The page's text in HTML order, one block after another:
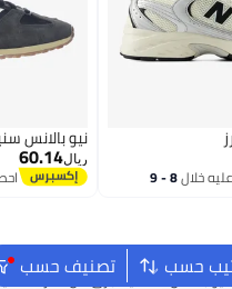
8 - 9
نيو بالانس سنيكرز
احصل عليه خلال
اغسطس
تصنيف حسب
أحذية جري من فانز
أحذية سكيتشرز